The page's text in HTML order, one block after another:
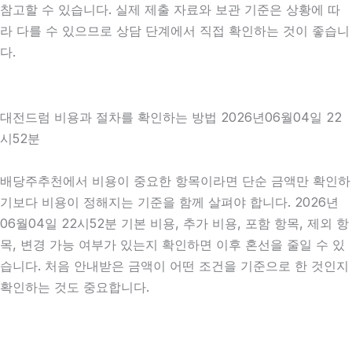
참고할 수 있습니다. 실제 제출 자료와 보관 기준은 상황에 따
라 다를 수 있으므로 상담 단계에서 직접 확인하는 것이 좋습니
다.
대전드럼 비용과 절차를 확인하는 방법 2026년06월04일 22
시52분
배당주추천에서 비용이 중요한 항목이라면 단순 금액만 확인하
기보다 비용이 정해지는 기준을 함께 살펴야 합니다. 2026년
06월04일 22시52분 기본 비용, 추가 비용, 포함 항목, 제외 항
목, 변경 가능 여부가 있는지 확인하면 이후 혼선을 줄일 수 있
습니다. 처음 안내받은 금액이 어떤 조건을 기준으로 한 것인지
확인하는 것도 중요합니다.